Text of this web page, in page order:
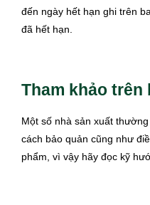
đến ngày hết hạn ghi trên
đã hết hạn.
Tham khảo trên
Một số nhà sản xuất
cách bảo quản cũng như
phẩm, vì vậy hãy đọc kỹ